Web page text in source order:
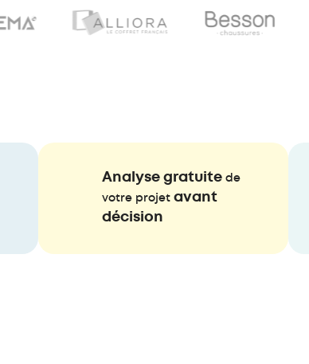
Analyse gratuite de
votre projetavant
décision